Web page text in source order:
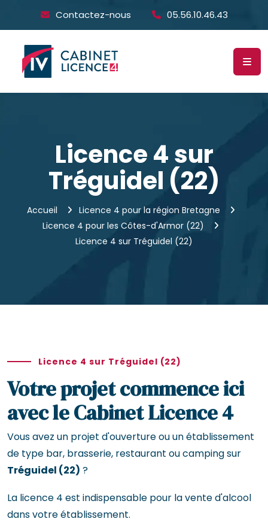
Contactez-nous 05.56.10.46.43
Licence 4 sur
Tréguidel (22)
Accueil
Licence 4 pour la région Bretagne
Licence 4 pour les Côtes-d'Armor (22)
Licence 4 sur Tréguidel (22)
Licence 4 sur Tréguidel (22)
Votre projet commence ici
avec le Cabinet Licence 4
Vous avez un projet d'ouverture ou un établissement
de type bar, brasserie, restaurant ou camping sur
Tréguidel (22) ?
La licence 4 est indispensable pour la vente d'alcool
dans votre établissement.